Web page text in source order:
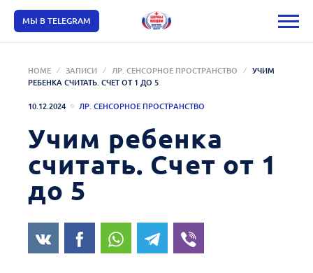
МЫ В TELEGRAM
HOME ЗАПИСИ ЛР. СЕНСОРНОЕ ПРОСТРАНСТВО
УЧИМ
РЕБЕНКА СЧИТАТЬ. СЧЕТ ОТ 1 ДО 5
10.12.2024
ЛР. СЕНСОРНОЕ ПРОСТРАНСТВО
Учим ребенка
считать. Счет от 1
до 5